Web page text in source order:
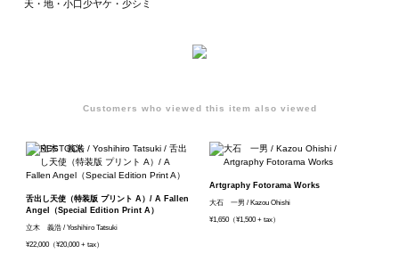
天・地・小口少ヤケ・少シミ
Customers who viewed this item also viewed
舌出し天使（特装版 プリント A）/ A Fallen
Angel（Special Edition Print A）
立木 義浩 / Yoshihiro Tatsuki
¥22,000（¥20,000 + tax）
Artgraphy Fotorama Works
大石 一男 / Kazou Ohishi
¥1,650（¥1,500 + tax）